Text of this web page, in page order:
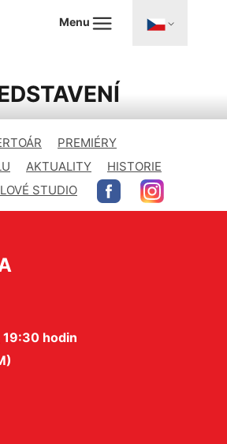
Menu
PREMIÉRY
AKTUALITY
HISTORIE
STUDIO
hodin